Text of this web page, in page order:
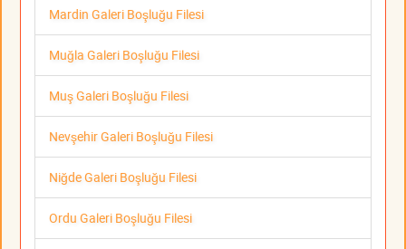
Mardin Galeri Boşluğu Filesi
Muğla Galeri Boşluğu Filesi
Muş Galeri Boşluğu Filesi
Nevşehir Galeri Boşluğu Filesi
Niğde Galeri Boşluğu Filesi
Ordu Galeri Boşluğu Filesi